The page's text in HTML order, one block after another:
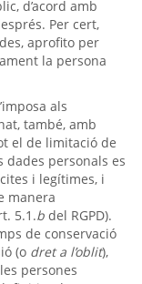
d’acord amb
Per cert,
aprofito per
la persona
als
també, amb
el de limitació de
personals es
i legítimes, i
manera
5.1.b del RGPD).
de conservació
(o dret a l’oblit),
persones